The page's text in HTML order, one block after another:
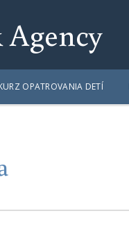
OPATROVANIA DETÍ